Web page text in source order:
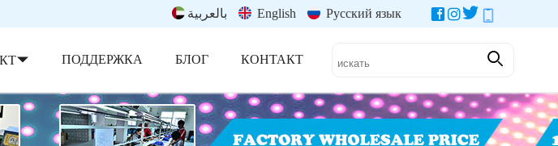
بالعربية English Русский язык
ПОДДЕРЖКА БЛОГ КОНТАКТ